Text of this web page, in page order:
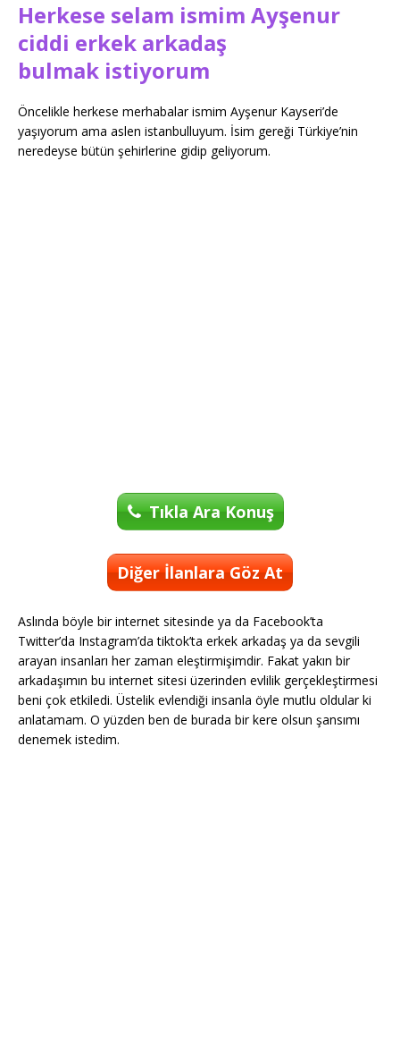
Herkese selam ismim Ayşenur
ciddi erkek arkadaş
bulmak istiyorum
Öncelikle herkese merhabalar ismim Ayşenur Kayseri’de
yaşıyorum ama aslen istanbulluyum. İsim gereği Türkiye’nin
neredeyse bütün şehirlerine gidip geliyorum.
Tıkla Ara Konuş
Diğer İlanlara Göz At
Aslında böyle bir internet sitesinde ya da Facebook’ta
Twitter’da Instagram’da tiktok’ta erkek arkadaş ya da sevgili
arayan insanları her zaman eleştirmişimdir. Fakat yakın bir
arkadaşımın bu internet sitesi üzerinden evlilik gerçekleştirmesi
beni çok etkiledi. Üstelik evlendiği insanla öyle mutlu oldular ki
anlatamam. O yüzden ben de burada bir kere olsun şansımı
denemek istedim.